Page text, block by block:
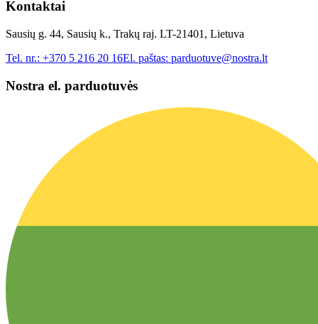
Kontaktai
Sausių g. 44, Sausių k., Trakų raj. LT-21401, Lietuva
Tel. nr.: +370 5 216 20 16El. paštas: parduotuve@nostra.lt
Nostra el. parduotuvės